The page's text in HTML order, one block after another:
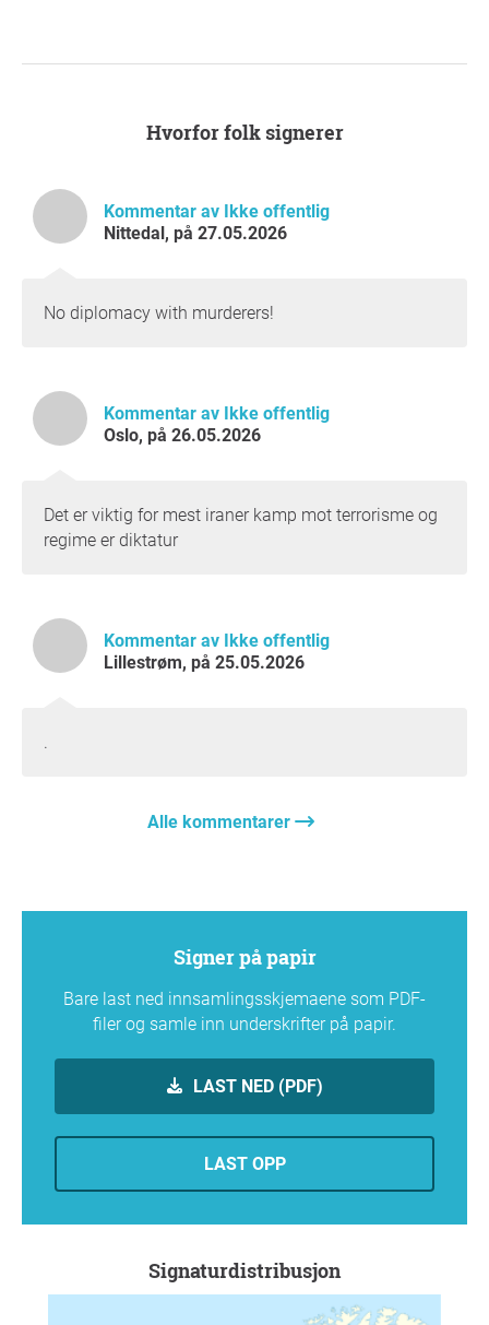
Våre krav
Espen Barth Eide til den iranske diasporaen i Norge.
terrorliste Den islamske revolusjonsgarden (IRGC), i
motsetning til EU.
3. En gjennomgang av norsk diplomatisk kontakt med
Flere tusen demonstranter ble drept i løpet av bare to
dager. Bak tallene finnes familier som aldri fikk begrave
sensur og frykt.
De fortjener støtte og solidaritet fra demokratiske
https://www.facebook.com/reel/853464130479764
https://x.com/Tasnimnews_EN/status/20541864414047
Hvorfor folk signerer
Kommentar av Ikke offentlig
Nittedal, på 27.05.2026
No diplomacy with murderers!
Kommentar av Ikke offentlig
Oslo, på 26.05.2026
Det er viktig for mest iraner kamp mot terrorisme og
regime er diktatur
Kommentar av Ikke offentlig
Lillestrøm, på 25.05.2026
.
Alle kommentarer
Signer på papir
Bare last ned innsamlingsskjemaene som PDF-
filer og samle inn underskrifter på papir.
LAST NED (PDF)
LAST OPP
Signaturdistribusjon